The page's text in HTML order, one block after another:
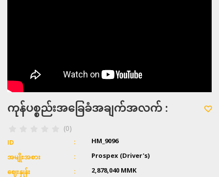
ကုန်ပစ္စည်းအခြေခံအချက်အလက် :
(0)
ID HM_9096
အမျိုးအစား Prospex (Driver's)
ဈေးနှုန်း 2,878,040 MMK